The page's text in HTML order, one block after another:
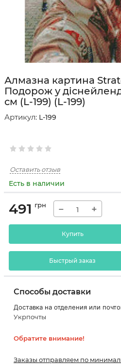
Алмазна картина
Подорож у
см (L-199) (L-199)
Артикул: L-199
Оставить отзыв
Есть в наличии
491 грн − +
Купить
Быстрый заказ
Способы доставки
Доставка на отделения или
Укрпочты
Обратите внимание!
Заказы отправляем по